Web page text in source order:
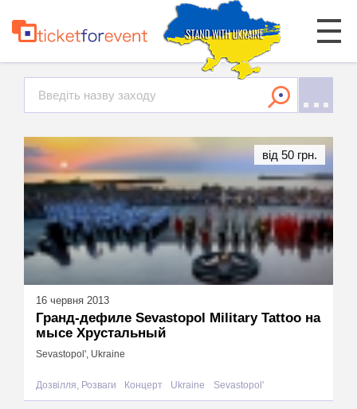
16 червня 2013
Гранд-дефиле Sevastopol Military Tattoo на
мысе Хрустальный
Sevastopol', Ukraine
Дозвілля, Розваги Концерт Ukraine Sevastopol'
від 50 грн.